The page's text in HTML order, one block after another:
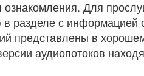
Для
в разделе с информацией
представлены в
аудиопотоков